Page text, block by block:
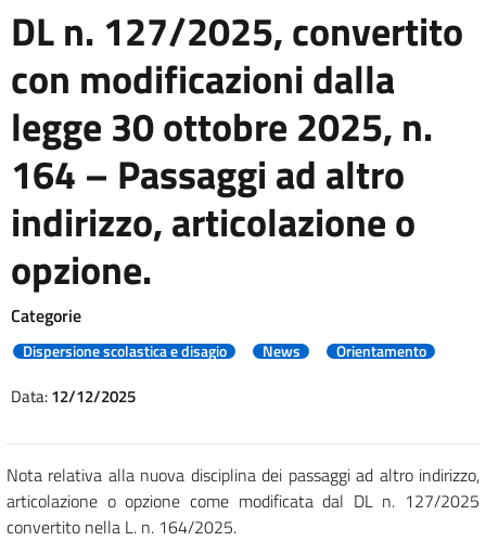
DL n. 127/2025, convertito
con modificazioni dalla
legge 30 ottobre 2025, n.
164 – Passaggi ad altro
indirizzo, articolazione o
opzione.
Categorie
Dispersione scolastica e disagio News Orientamento
Data:12/12/2025
Nota relativa alla nuova disciplina dei passaggi ad altro indirizzo,
articolazione o opzione come modificata dal DL n. 127/2025
convertito nella L. n. 164/2025.